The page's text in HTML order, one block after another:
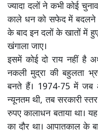
ज्यादा दलों ने कभी कोई
काले धन को सफेद में बदलने
के बाद इन दलों के खातों में
खंगाला जाए।
इसमें कोई दो राय नहीं है
नकली मुद्रा की बहुलता
बनते हैं। 1974-75 में जब
न्यूनतम थी, तब सरकारी
रुपए कालाधन बताया था। यह
का दौर था। आपातकाल के